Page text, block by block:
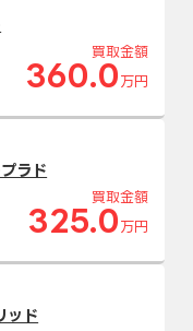
買取金額
360.0 万円
ラド
買取金額
325.0 万円
ッド